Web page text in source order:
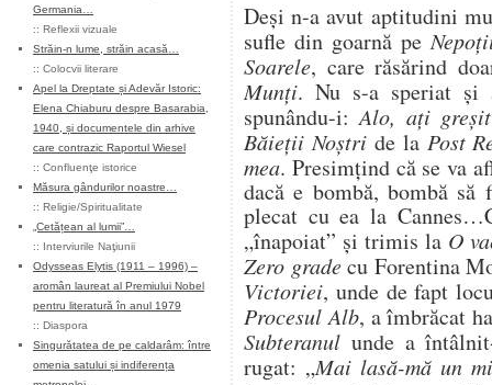
Germania…
:: Reflexii vizuale
Străin-n lume, străin acasă…
:: Colocvii literare
Apel la Dreptate și Adevăr Istoric:
Elena Chiaburu despre Basarabia,
1940, și documentele din arhive
care contrazic Raportul Wiesel
:: Confluenţe istorice
Măsura gândurilor noastre…
:: Religie/Spiritualitate
„Cetățean al lumii”…
:: Interviurile Naţiunii
Odysseas Elytis (1911 – 1996) –
aromân laureat al Premiului Nobel
pentru literatură în anul 1979
:: Diaspora
Singurătatea de pe caldarâm: între
omenia satului și indiferența
Deși n-a avut aptitudini
sufle din goarnă pe
Soarele, care răsărind
Munți. Nu s-a speriat
spunându-i:Alo, ați
Băieții Noștride la Post
mea. Presimțind că se va
dacă e bombă, bombă
plecat cu ea la
„înapoiat” și trimis la O
Zero gradecu Forentina
Victoriei, unde de fapt
Procesul Alb, a îmbrăcat
Subteranul unde a
rugat: „Mai lasă-mă un